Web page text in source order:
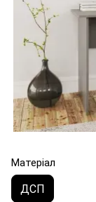
Матеріал
ДСП